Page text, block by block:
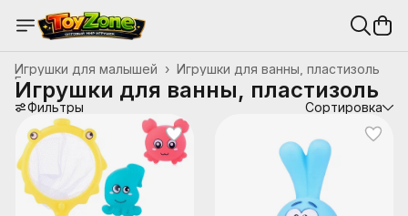
Игрушки для ванны, пластизоль
Игрушки для малышей ›
Главная
Игрушки для ванны, пластизоль
Фильтры Сортировка